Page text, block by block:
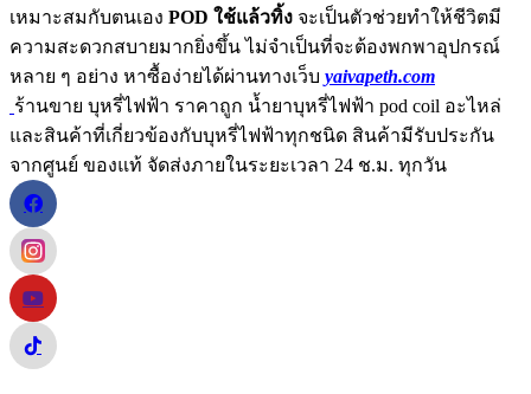
เหมาะสมกับตนเอง POD ใช้แล้วทิ้ง จะเป็นตัวช่วยทำให้ชีวิตมี
ความสะดวกสบายมากยิ่งขึ้น ไม่จำเป็นที่จะต้องพกพาอุปกรณ์
หลาย ๆ อย่าง หาซื้อง่ายได้ผ่านทางเว็บ yaivapeth.com
ร้านขาย บุหรี่ไฟฟ้า ราคาถูก น้ำยาบุหรี่ไฟฟ้า pod coil อะไหล่
และสินค้าที่เกี่ยวข้องกับบุหรี่ไฟฟ้าทุกชนิด สินค้ามีรับประกัน
จากศูนย์ ของแท้ จัดส่งภายในระยะเวลา 24 ช.ม. ทุกวัน